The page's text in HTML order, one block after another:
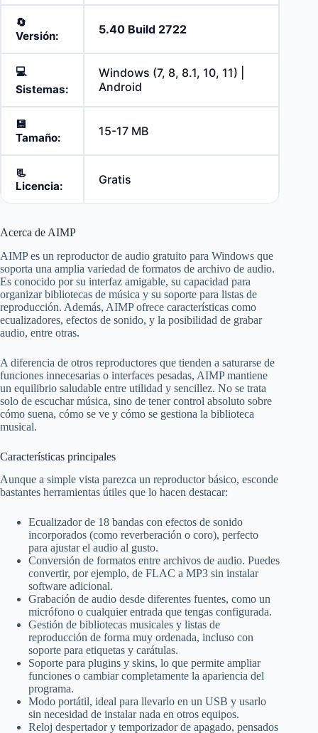
🔄️
Versión:
5.40 Build 2722
💻
Sistemas:
Windows (7, 8, 8.1, 10, 11) |
Android
💾
Tamaño:
15-17 MB
📃
Licencia:
Gratis
Acerca de AIMP
AIMP es un reproductor de audio gratuito para Windows que
soporta una amplia variedad de formatos de archivo de audio.
Es conocido por su interfaz amigable, su capacidad para
organizar bibliotecas de música y su soporte para listas de
reproducción. Además, AIMP ofrece características como
ecualizadores, efectos de sonido, y la posibilidad de grabar
audio, entre otras.
A diferencia de otros reproductores que tienden a saturarse de
funciones innecesarias o interfaces pesadas, AIMP mantiene
un equilibrio saludable entre utilidad y sencillez. No se trata
solo de escuchar música, sino de tener control absoluto sobre
cómo suena, cómo se ve y cómo se gestiona la biblioteca
musical.
Características principales
Aunque a simple vista parezca un reproductor básico, esconde
bastantes herramientas útiles que lo hacen destacar:
Ecualizador de 18 bandas con efectos de sonido
incorporados (como reverberación o coro), perfecto
para ajustar el audio al gusto.
Conversión de formatos entre archivos de audio. Puedes
convertir, por ejemplo, de FLAC a MP3 sin instalar
software adicional.
Grabación de audio desde diferentes fuentes, como un
micrófono o cualquier entrada que tengas configurada.
Gestión de bibliotecas musicales y listas de
reproducción de forma muy ordenada, incluso con
soporte para etiquetas y carátulas.
Soporte para plugins y skins, lo que permite ampliar
funciones o cambiar completamente la apariencia del
programa.
Modo portátil, ideal para llevarlo en un USB y usarlo
sin necesidad de instalar nada en otros equipos.
Reloj despertador y temporizador de apagado, pensados